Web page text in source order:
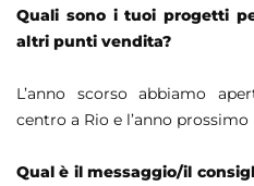
Quali sono i tuoi progetti
altri punti vendita?
L’anno scorso abbiamo
centro a Rio e l’anno
Qual è il messaggio/il